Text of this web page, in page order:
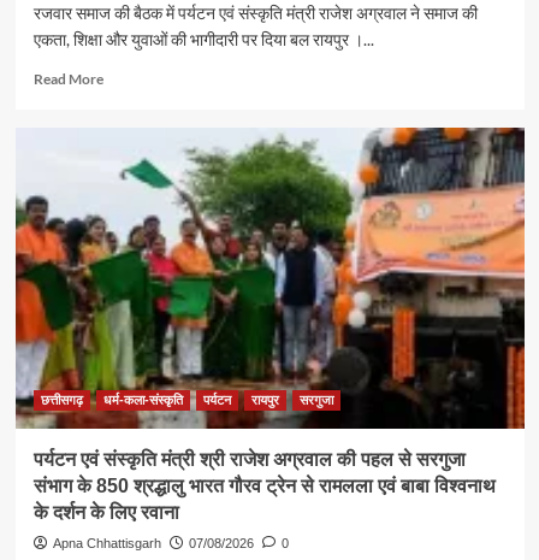
रजवार समाज की बैठक में पर्यटन एवं संस्कृति मंत्री राजेश अग्रवाल ने समाज की
एकता, शिक्षा और युवाओं की भागीदारी पर दिया बल रायपुर ।...
Read MoreRead
एकजुटता
सामाजिक
विकास
की
बड़ी
शक्ति
राजेश
अग्रवाल
छत्तीसगढ़ धर्म-कला-संस्कृति पर्यटन रायपुर सरगुजा
पर्यटन एवं संस्कृति मंत्री श्री राजेश अग्रवाल की पहल से सरगुजा
संभाग के 850 श्रद्धालु भारत गौरव ट्रेन से रामलला एवं बाबा विश्वनाथ
के दर्शन के लिए रवाना
Apna Chhattisgarh 07/08/2026 0